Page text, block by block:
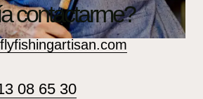
contactarme?
08 65 30